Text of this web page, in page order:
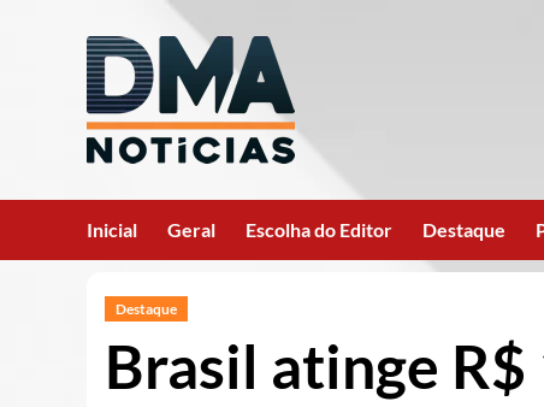
Inicial Geral Escolha do Editor Destaque
Destaque
Brasil atinge